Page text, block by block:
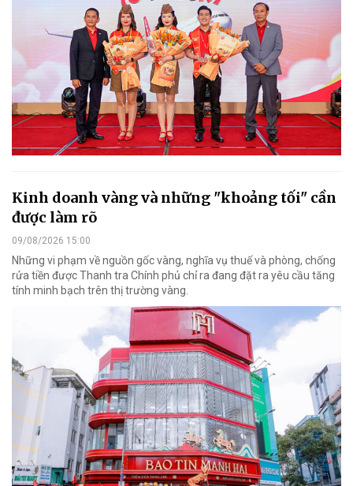
Kinh doanh vàng và những "khoảng tối" cần
được làm rõ
09/08/2026 15:00
Những vi phạm về nguồn gốc vàng, nghĩa vụ thuế và phòng, chống
rửa tiền được Thanh tra Chính phủ chỉ ra đang đặt ra yêu cầu tăng
tính minh bạch trên thị trường vàng.